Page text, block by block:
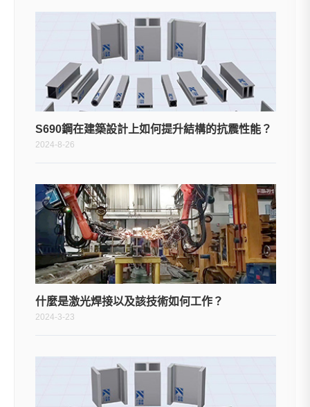
S690鋼在建築設計上如何提升結構的抗震性能？
2024-8-26
什麼是激光焊接以及該技術如何工作？
2024-3-23